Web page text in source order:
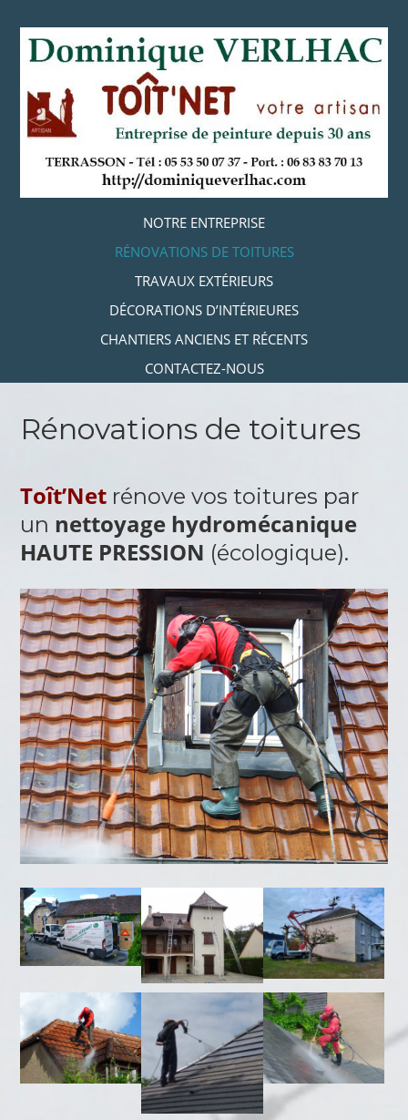
contenu
principal
NOTRE ENTREPRISE
RÉNOVATIONS DE TOITURES
TRAVAUX EXTÉRIEURS
DÉCORATIONS D’INTÉRIEURES
CHANTIERS ANCIENS ET RÉCENTS
CONTACTEZ-NOUS
Rénovations de toitures
Toît’Net rénove vos toitures par
un nettoyage hydromécanique
HAUTE PRESSION (écologique).